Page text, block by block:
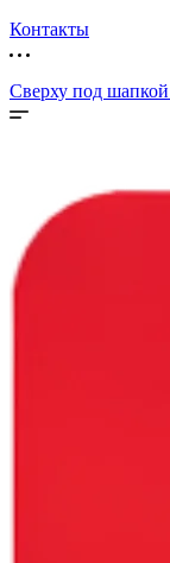
Контакты
Сверху под шапкой